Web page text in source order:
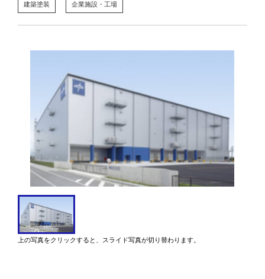
建築塗装 企業施設・工場
上の写真をクリックすると、スライド写真が切り替わります。